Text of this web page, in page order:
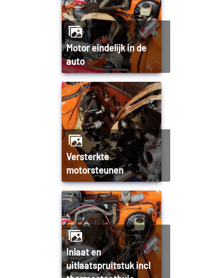
Motor eindelijk in de
auto
Versterkte
motorsteunen
Inlaat en
uitlaatspruitstuk incl